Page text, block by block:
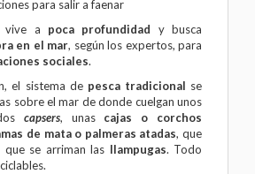
para salir a faenar
a poca profundidad y busca
en el mar, según los expertos, para
sociales.
el sistema de pesca tradicional se
sobre el mar de donde cuelgan unos
capsers, unas cajas o corchos
de mata o palmeras atadas, que
se arriman las llampugas. Todo